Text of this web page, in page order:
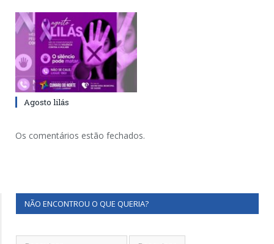
Agosto lilás
Os comentários estão fechados.
NÃO ENCONTROU O QUE QUERIA?